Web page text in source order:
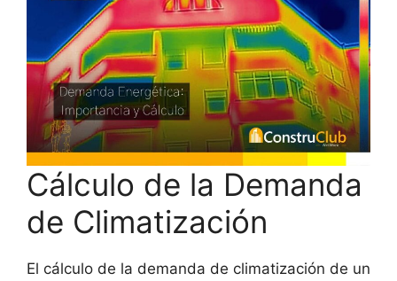
Cálculo de la Demanda
de Climatización
El cálculo de la demanda de climatización de un